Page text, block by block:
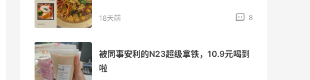
18天前 8
被同事安利的N23超级拿铁，10.9元喝到
啦